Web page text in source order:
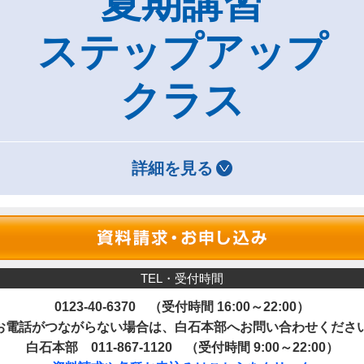
ステップアップ
クラス
詳細を見る
TEL・受付時間
0123-40-6370 （受付時間 16:00～22:00）
話がつながらない場合は、白石本部へお問い合わせくださ
白石本部 011-867-1120 （受付時間 9:00～22:00）